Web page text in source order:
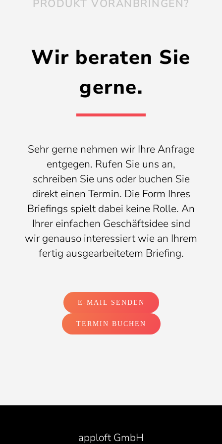
PRODUKT VORANBRINGEN?
Wir beraten Sie
gerne.
Sehr gerne nehmen wir Ihre Anfrage
entgegen. Rufen Sie uns an,
schreiben Sie uns oder buchen Sie
direkt einen Termin. Die Form Ihres
Briefings spielt dabei keine Rolle. An
Ihrer einfachen Geschäftsidee sind
wir genauso interessiert wie an Ihrem
fertig ausgearbeitetem Briefing.
E-MAIL SENDEN
TERMIN BUCHEN
apploft GmbH